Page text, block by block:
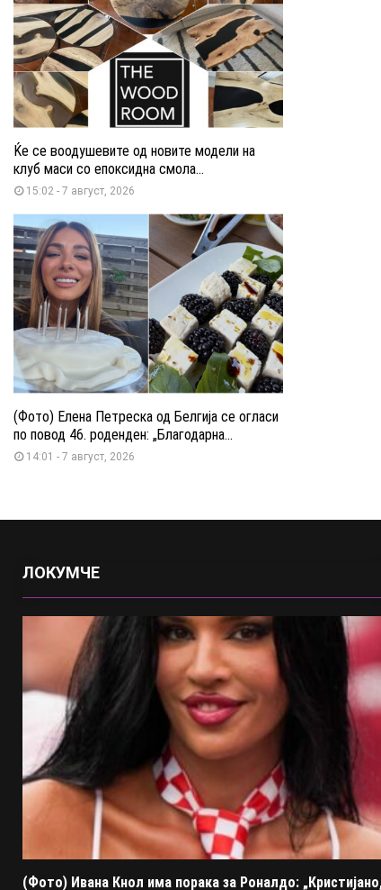
Ќе се воодушевите од новите модели на
клуб маси со епоксидна смола...
15:02 - 7 август, 2026
(Фото) Елена Петреска од Белгија се огласи
по повод 46. роденден: „Благодарна...
14:01 - 7 август, 2026
ЛОКУМЧЕ
(Фото) Ивана Кнол има порака за Роналдо: